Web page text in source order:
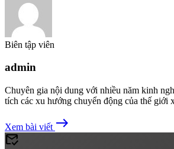
Biên tập viên
admin
Chuyên gia nội dung với nhiều năm kinh
tích các xu hướng chuyển động của thế giới
Xem bài viết east
mark_email_read